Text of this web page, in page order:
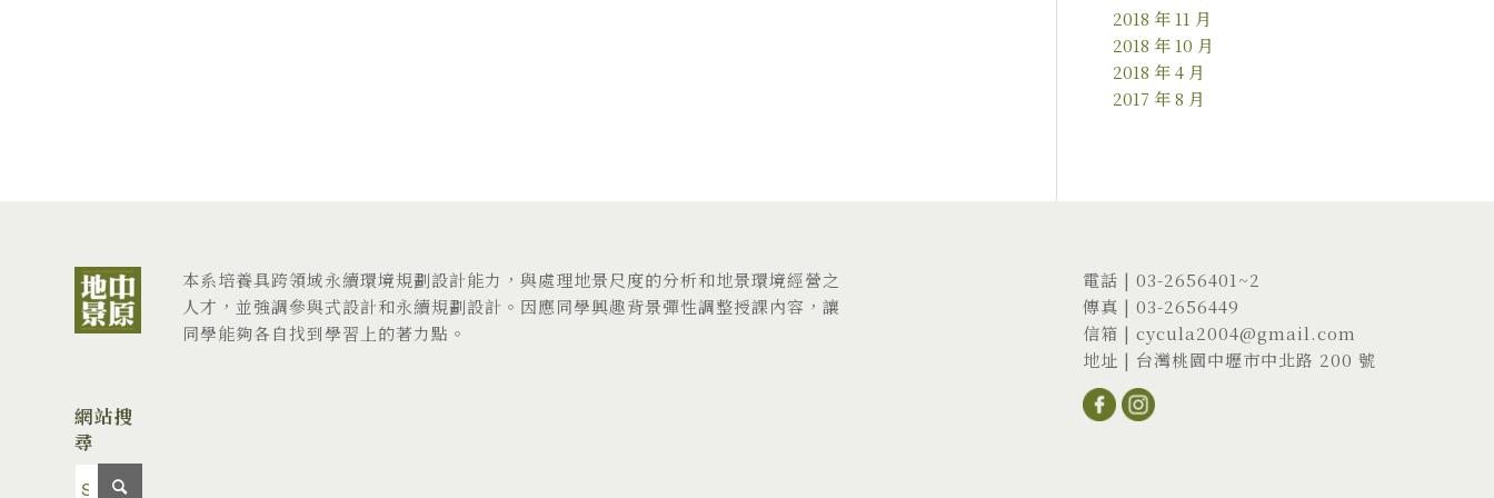
2018 年 11 月
2018 年 10 月
2018 年 4 月
2017 年 8 月
網站搜
尋
本系培養具跨領域永續環境規劃設計能力，與處理地景尺度的分析和地景環境經營之
人才，並強調參與式設計和永續規劃設計。因應同學興趣背景彈性調整授課內容，讓
同學能夠各自找到學習上的著力點。
電話 |03-2656401 ~2
傳真 | 03-2656449
信箱 |cycula2004@gmail.com
地址 | 台灣桃園中壢市中北路 200 號